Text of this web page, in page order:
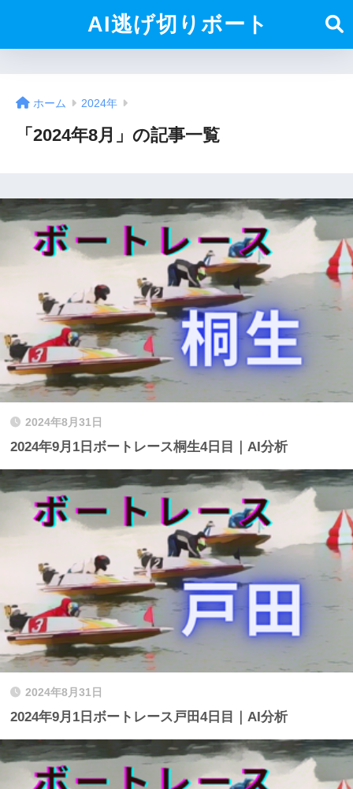
AI逃げ切りボート
ホーム 2024年
「2024年8月」の記事一覧
2024年8月31日
2024年9月1日ボートレース桐生4日目｜AI分析
2024年8月31日
2024年9月1日ボートレース戸田4日目｜AI分析